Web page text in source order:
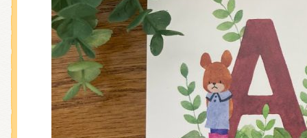
くまのがっこう 家庭科部